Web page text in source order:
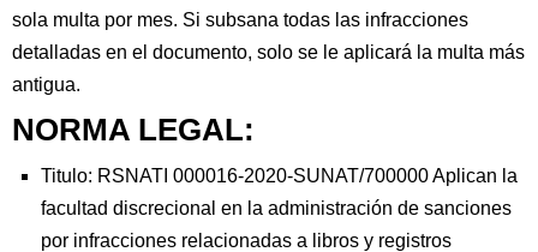
sola multa por mes. Si subsana todas las infracciones
detalladas en el documento, solo se le aplicará la multa más
antigua.
NORMA LEGAL:
Titulo: RSNATI 000016-2020-SUNAT/700000 Aplican la
facultad discrecional en la administración de sanciones
por infracciones relacionadas a libros y registros